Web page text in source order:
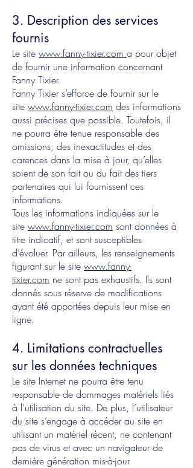
3. Description des services
fournis
Le site www.fanny-tixier.com a pour objet
de fournir une information concernant
Fanny Tixier.
Fanny Tixier s’efforce de fournir sur le
site www.fanny-tixier.com des informations
aussi précises que possible. Toutefois, il
ne pourra être tenue responsable des
omissions, des inexactitudes et des
carences dans la mise à jour, qu’elles
soient de son fait ou du fait des tiers
partenaires qui lui fournissent ces
informations.
Tous les informations indiquées sur le
site www.fanny-tixier.com sont données à
titre indicatif, et sont susceptibles
d’évoluer. Par ailleurs, les renseignements
figurant sur le site www.fanny-
tixier.com ne sont pas exhaustifs. Ils sont
donnés sous réserve de modifications
ayant été apportées depuis leur mise en
ligne.
4. Limitations contractuelles
sur les données techniques
Le site Internet ne pourra être tenu
responsable de dommages matériels liés
à l’utilisation du site. De plus, l’utilisateur
du site s’engage à accéder au site en
utilisant un matériel récent, ne contenant
pas de virus et avec un navigateur de
dernière génération mis-à-jour.